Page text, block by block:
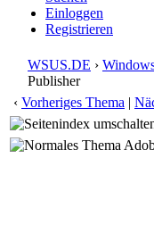
Einloggen
Registrieren
WSUS.DE ›
Publisher
‹ Vorheriges Thema |